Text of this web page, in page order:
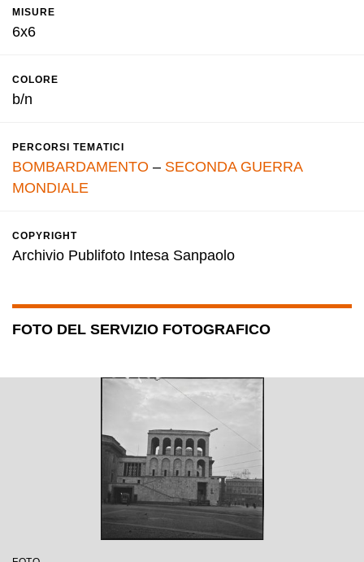
MISURE
6x6
COLORE
b/n
PERCORSI TEMATICI
BOMBARDAMENTO – SECONDA GUERRA
MONDIALE
COPYRIGHT
Archivio Publifoto Intesa Sanpaolo
FOTO DEL SERVIZIO FOTOGRAFICO